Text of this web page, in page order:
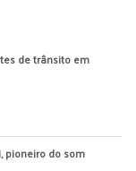
de trânsito em
pioneiro do som